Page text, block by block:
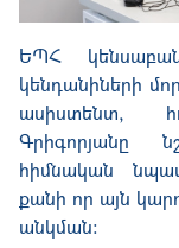
ԵՊՀ
կենդանիների
ասիստենտ,
Գրիգորյանը
հիմնական
քանի որ այն
անկման: